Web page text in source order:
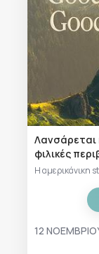
Λανσάρεται
φιλικές
Η αμερικάνικη
12